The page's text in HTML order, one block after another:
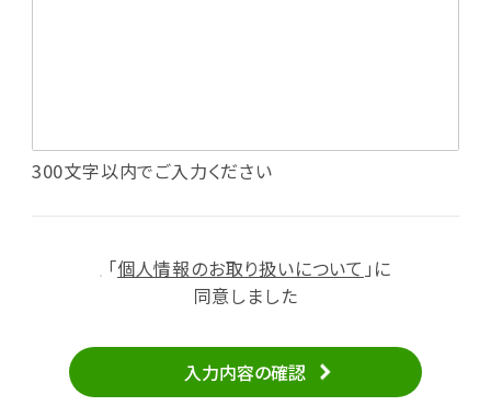
・投稿したクチコミ情報、写真の本サービスへの
・メールマガジン、お知らせ、広告等の配信
（2）ユーザーからのお問い合わせへの対応
せの内容確認、返答
・当サービスの品質改善
300文字以内でご入力ください
「個人情報のお取り扱いについて 」に
同意しました
入力内容の確認